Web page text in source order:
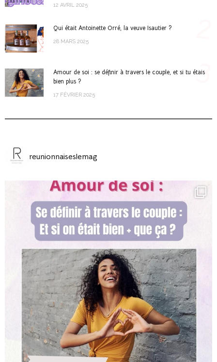
12 AVRIL 2025
Qui était Antoinette Orré, la veuve Isautier ?
28 MARS 2025
Amour de soi : se définir à travers le couple, et si tu étais
bien plus ?
17 FÉVRIER 2025
3
reunionnaiseslemag